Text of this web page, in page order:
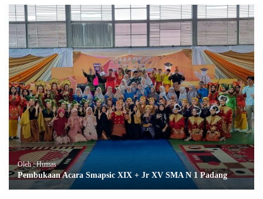
Oleh : Humas
Pembukaan Acara Smapsic XIX + Jr XV SMA N 1 Padang